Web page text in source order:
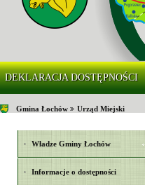
DEKLARACJA DOSTĘPNOŚCI
Gmina Łochów Urząd Miejski
Władze Gminy Łochów
Informacje o dostępności